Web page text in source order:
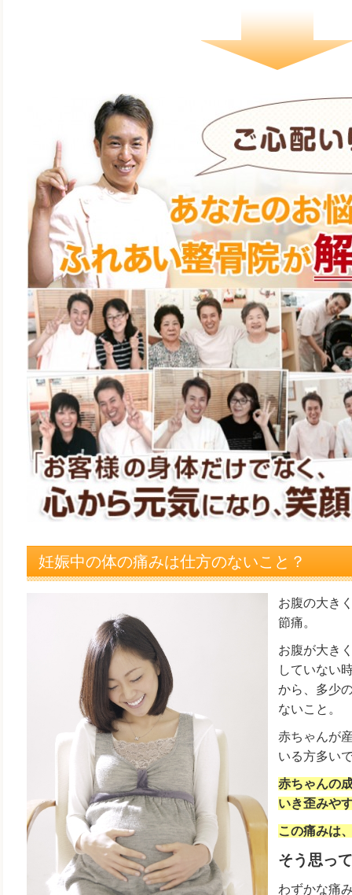
妊娠中の体の痛みは仕方のないこと？
お腹の大き
節痛。
お腹が大き
していない
から、多少
ないこと。
赤ちゃんが
いる方多い
赤ちゃんの
いき歪みや
この痛みは
そう思っ
わずかな痛